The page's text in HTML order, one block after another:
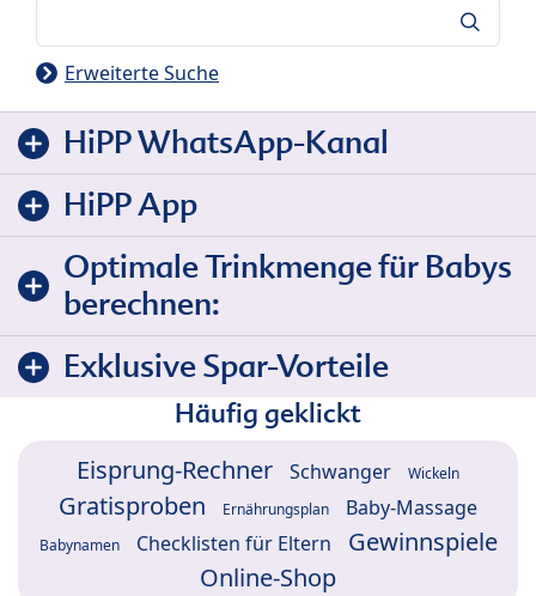
Erweiterte Suche
HiPP WhatsApp-Kanal
HiPP App
Optimale Trinkmenge für Babys
berechnen:
Exklusive Spar-Vorteile
Häufig geklickt
Eisprung-Rechner Schwanger Wickeln
Gratisproben Ernährungsplan Baby-Massage
Babynamen Checklisten für Eltern
Gewinnspiele
Online-Shop